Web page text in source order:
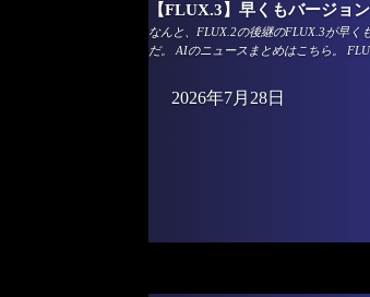
【FLUX.3】早くもバージョ
なんと、FLUX.2の後継のFLUX.3が早く
だ。 AIのニュースまとめはこちら。
2026年7月28日